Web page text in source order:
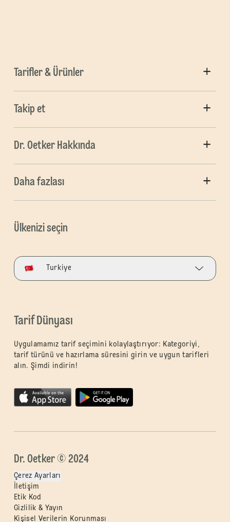
Tarifler & Ürünler
Takip et
Dr. Oetker Hakkında
Daha fazlası
Ülkenizi seçin
Turkiye
Tarif Dünyası
Uygulamamız tarif seçimini kolaylaştırıyor: Kategoriyi,
tarif türünü ve hazırlama süresini girin ve uygun tarifleri
alın. Şimdi indirin!
Dr. Oetker © 2024
Çerez Ayarları
İletişim
Etik Kod
Gizlilik & Yayın
Kişisel Verilerin Korunması